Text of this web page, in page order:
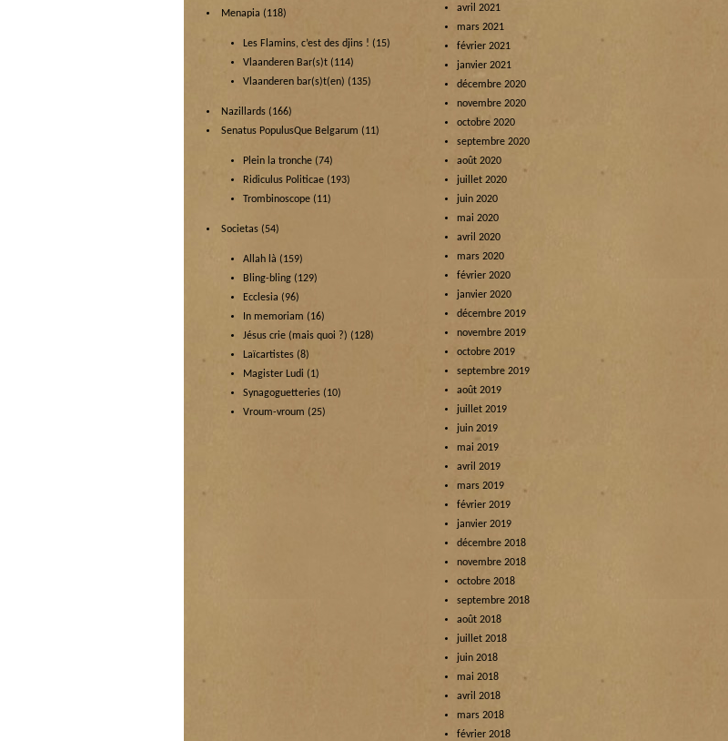
Menapia (118)
Les Flamins, c’est des djins ! (15)
Vlaanderen Bar(s)t (114)
Vlaanderen bar(s)t(en) (135)
Nazillards (166)
Senatus PopulusQue Belgarum (11)
Plein la tronche (74)
Ridiculus Politicae (193)
Trombinoscope (11)
Societas (54)
Allah là (159)
Bling-bling (129)
Ecclesia (96)
In memoriam (16)
Jésus crie (mais quoi ?) (128)
Laïcartistes (8)
Magister Ludi (1)
Synagoguetteries (10)
Vroum-vroum (25)
avril 2021
mars 2021
février 2021
janvier 2021
décembre 2020
novembre 2020
octobre 2020
septembre 2020
août 2020
juillet 2020
juin 2020
mai 2020
avril 2020
mars 2020
février 2020
janvier 2020
décembre 2019
novembre 2019
octobre 2019
septembre 2019
août 2019
juillet 2019
juin 2019
mai 2019
avril 2019
mars 2019
février 2019
janvier 2019
décembre 2018
novembre 2018
octobre 2018
septembre 2018
août 2018
juillet 2018
juin 2018
mai 2018
avril 2018
mars 2018
février 2018